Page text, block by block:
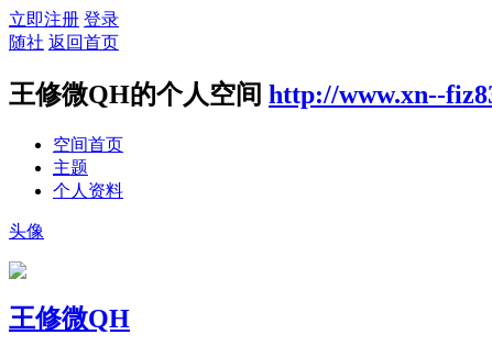
立即注册 登录
随社 返回首页
王修微QH的个人空间 http://www.xn--
空间首页
主题
个人资料
头像
王修微QH